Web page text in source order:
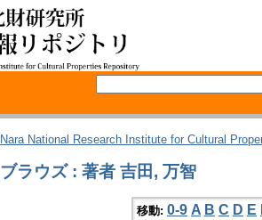
Nara National Research Institute for Cultural
ブラウズ : 著者 吉田, 万智
移動: 0-9 A B C D E